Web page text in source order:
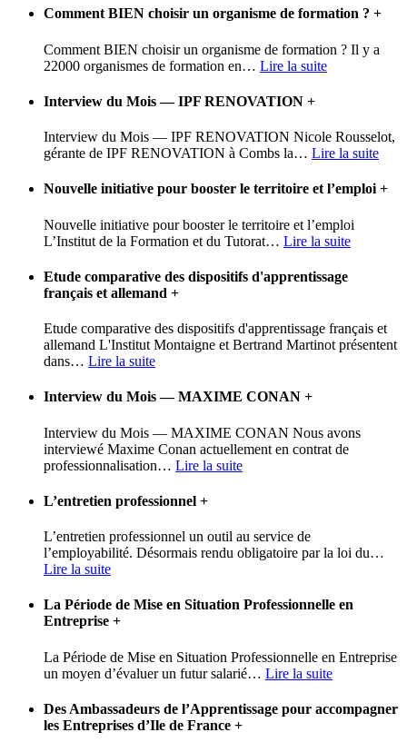
Comment BIEN choisir un organisme de formation ? +
Comment BIEN choisir un organisme de formation ? Il y a
22000 organismes de formation en… Lire la suite
Interview du Mois — IPF RENOVATION +
Interview du Mois — IPF RENOVATION Nicole Rousselot,
gérante de IPF RENOVATION à Combs la… Lire la suite
Nouvelle initiative pour booster le territoire et l’emploi +
Nouvelle initiative pour booster le territoire et l’emploi
L’Institut de la Formation et du Tutorat… Lire la suite
Etude comparative des dispositifs d'apprentissage
français et allemand +
Etude comparative des dispositifs d'apprentissage français et
allemand L'Institut Montaigne et Bertrand Martinot présentent
dans… Lire la suite
Interview du Mois — MAXIME CONAN +
Interview du Mois — MAXIME CONAN Nous avons
interviewé Maxime Conan actuellement en contrat de
professionnalisation… Lire la suite
L’entretien professionnel +
L’entretien professionnel un outil au service de
l’employabilité. Désormais rendu obligatoire par la loi du…
Lire la suite
La Période de Mise en Situation Professionnelle en
Entreprise +
La Période de Mise en Situation Professionnelle en Entreprise
un moyen d’évaluer un futur salarié… Lire la suite
Des Ambassadeurs de l’Apprentissage pour accompagner
les Entreprises d’Ile de France +